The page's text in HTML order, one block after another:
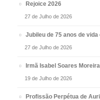
Rejoice 2026
27 de Julho de 2026
Jubileu de 75 anos de
27 de Julho de 2026
Irmã Isabel Soares
19 de Julho de 2026
Profissão Perpétua de